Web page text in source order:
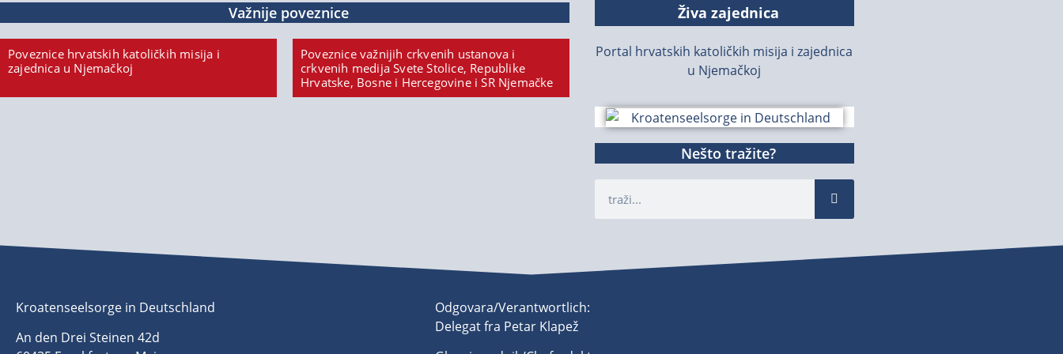
Važnije poveznice
Poveznice hrvatskih katoličkih misija i
zajednica u Njemačkoj
Poveznice važnijih crkvenih ustanova i
crkvenih medija Svete Stolice, Republike
Hrvatske, Bosne i Hercegovine i SR Njemačke
Živa zajednica
Portal hrvatskih katoličkih misija i zajednica
u Njemačkoj
Nešto tražite?
Kroatenseelsorge in Deutschland
An den Drei Steinen 42d
Odgovara/Verantwortlich:
Delegat fra Petar Klapež